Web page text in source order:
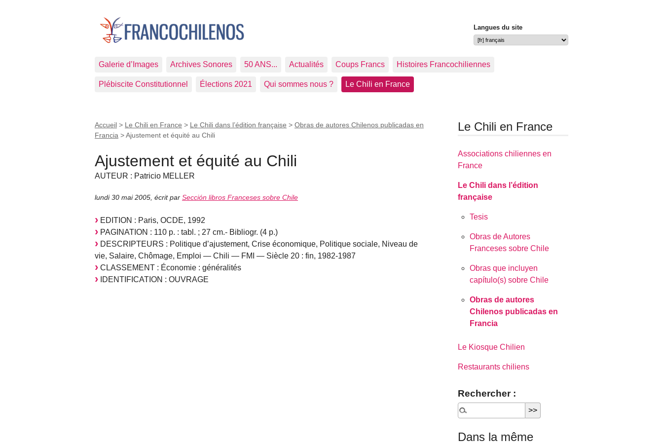
Langues du site
Galerie d’Images Archives Sonores 50 ANS... Actualités Coups Francs Histoires Francochiliennes
Plébiscite Constitutionnel Élections 2021 Qui sommes nous ? Le Chili en France
Accueil > Le Chili en France > Le Chili dans l’édition française > Obras de autores Chilenos publicadas en
Francia >Ajustement et équité au Chili
Ajustement et équité au Chili
AUTEUR : Patricio MELLER
lundi 30 mai 2005 écrit par Sección libros Franceses sobre Chile
EDITION : Paris, OCDE, 1992
PAGINATION : 110 p. : tabl. ; 27 cm.- Bibliogr. (4 p.)
DESCRIPTEURS : Politique d’ajustement, Crise économique, Politique sociale, Niveau de
vie, Salaire, Chômage, Emploi — Chili — FMI — Siècle 20 : fin, 1982-1987
CLASSEMENT : Économie : généralités
IDENTIFICATION : OUVRAGE
Le Chili en France
Associations chiliennes en
France
Le Chili dans l’édition
française
Tesis
Obras de Autores
Franceses sobre Chile
Obras que incluyen
capítulo(s) sobre Chile
Obras de autores
Chilenos publicadas en
Francia
Le Kiosque Chilien
Restaurants chiliens
Rechercher :
Dans la même